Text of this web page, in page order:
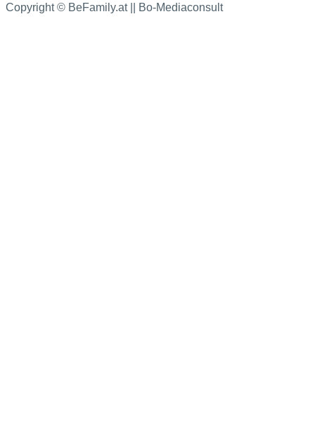
Copyright © BeFamily.at || Bo-Mediaconsult